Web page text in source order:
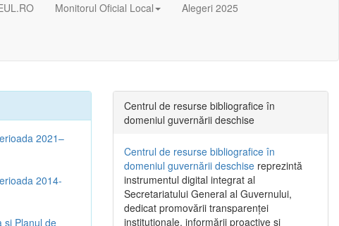
Monitorul Oficial Local Alegeri 2025
2021–
2014-
şi Planul de
Centrul de resurse bibliografice în
domeniul guvernării deschise
Centrul de resurse bibliografice în
domeniul guvernării deschise reprezintă
instrumentul digital integrat al
Secretariatului General al Guvernului,
dedicat promovării transparenței
instituționale, informării proactive și